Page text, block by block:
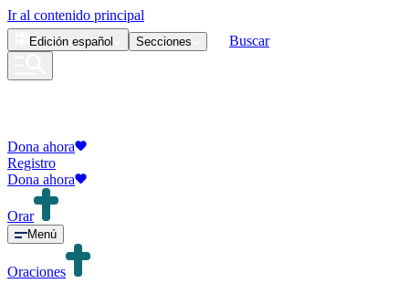
Ir al contenido principal
Edición español Secciones Buscar
Dona ahora
Registro
Dona ahora
Orar
Menú
Oraciones